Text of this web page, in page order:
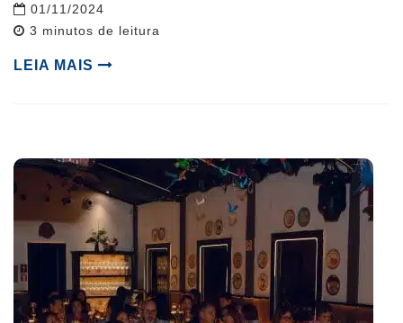
01/11/2024
Reading
3 minutos de leitura
LEIA MAIS